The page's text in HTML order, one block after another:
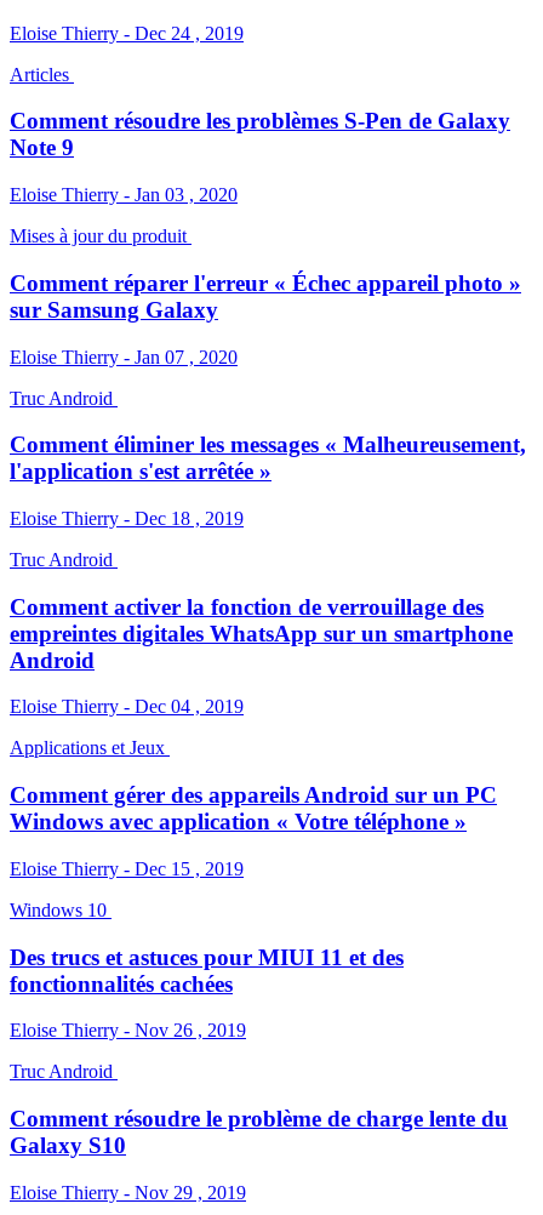
Eloise Thierry - Dec 24 , 2019
Articles
Comment résoudre les problèmes S-Pen de Galaxy
Note 9
Eloise Thierry - Jan 03 , 2020
Mises à jour du produit
Comment réparer l'erreur « Échec appareil photo »
sur Samsung Galaxy
Eloise Thierry - Jan 07 , 2020
Truc Android
Comment éliminer les messages « Malheureusement,
l'application s'est arrêtée »
Eloise Thierry - Dec 18 , 2019
Truc Android
Comment activer la fonction de verrouillage des
empreintes digitales WhatsApp sur un smartphone
Android
Eloise Thierry - Dec 04 , 2019
Applications et Jeux
Comment gérer des appareils Android sur un PC
Windows avec application « Votre téléphone »
Eloise Thierry - Dec 15 , 2019
Windows 10
Des trucs et astuces pour MIUI 11 et des
fonctionnalités cachées
Eloise Thierry - Nov 26 , 2019
Truc Android
Comment résoudre le problème de charge lente du
Galaxy S10
Eloise Thierry - Nov 29 , 2019